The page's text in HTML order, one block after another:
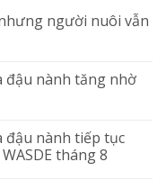
người nuôi vẫn
đậu nành tăng nhờ
đậu nành tiếp tục
tháng 8